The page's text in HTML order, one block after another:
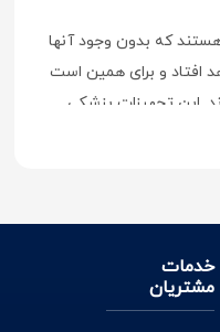
که بدون وجود آنها
افتاد و برای همین است
این تجهیزات پزشکی
درمان بیماری ها مورد
خدمات
مشتریان